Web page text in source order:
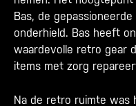
Bas, de
onderhield. Bas heeft
waardevolle retro gear
items met zorg
Na de retro ruimte was